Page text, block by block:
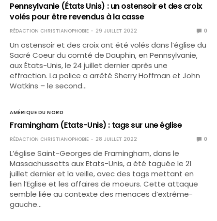
Pennsylvanie (États Unis) : un ostensoir et des croix
volés pour être revendus à la casse
RÉDACTION CHRISTIANOPHOBIE 29 JUILLET 2022 0
Un ostensoir et des croix ont été volés dans l’église du
Sacré Coeur du comté de Dauphin, en Pennsylvanie,
aux États-Unis, le 24 juillet dernier après une
effraction. La police a arrêté Sherry Hoffman et John
Watkins – le second…
AMÉRIQUE DU NORD
Framingham (Etats-Unis) : tags sur une église
RÉDACTION CHRISTIANOPHOBIE 28 JUILLET 2022 0
L’église Saint-Georges de Framingham, dans le
Massachussetts aux Etats-Unis, a été taguée le 21
juillet dernier et la veille, avec des tags mettant en
lien l’Eglise et les affaires de moeurs. Cette attaque
semble liée au contexte des menaces d’extrême-
gauche…